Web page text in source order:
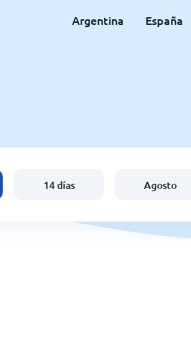
Argentina España
14 días Agosto